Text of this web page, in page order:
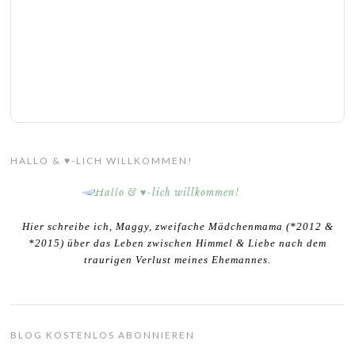
HALLO & ♥-LICH WILLKOMMEN!
Hier schreibe ich, Maggy, zweifache Mädchenmama (*2012 &
*2015) über das Leben zwischen Himmel & Liebe nach dem
traurigen Verlust meines Ehemannes.
BLOG KOSTENLOS ABONNIEREN